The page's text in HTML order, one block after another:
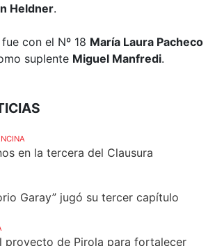
Heldner.
con el Nº 18 María Laura Pacheco
suplente Miguel Manfredi.
en la tercera del Clausura
Garay” jugó su tercer capítulo
proyecto de Pirola para fortalecer